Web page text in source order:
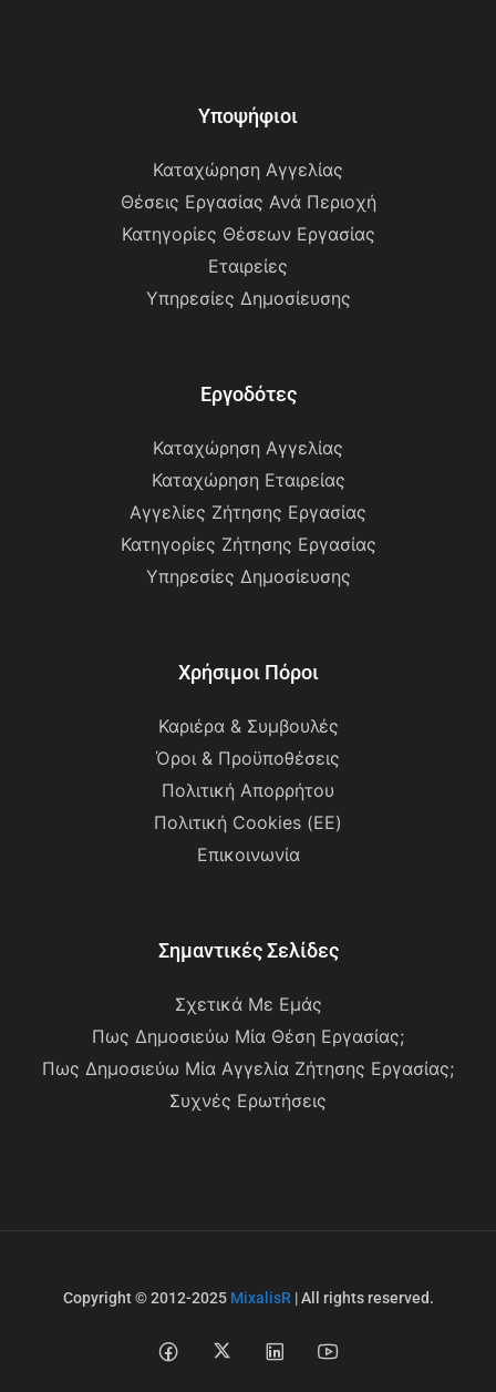
Υποψήφιοι
Καταχώρηση Αγγελίας
Θέσεις Εργασίας Ανά Περιοχή
Κατηγορίες Θέσεων Εργασίας
Εταιρείες
Υπηρεσίες Δημοσίευσης
Εργοδότες
Καταχώρηση Αγγελίας
Καταχώρηση Εταιρείας
Αγγελίες Ζήτησης Εργασίας
Κατηγορίες Ζήτησης Εργασίας
Υπηρεσίες Δημοσίευσης
Χρήσιμοι Πόροι
Καριέρα & Συμβουλές
Όροι & Προϋποθέσεις
Πολιτική Απορρήτου
Πολιτική Cookies (ΕΕ)
Επικοινωνία
Σημαντικές Σελίδες
Σχετικά Με Εμάς
Πως Δημοσιεύω Μία Θέση Εργασίας;
Πως Δημοσιεύω Μία Αγγελία Ζήτησης Εργασίας;
Συχνές Ερωτήσεις
Copyright © 2012-2025 MixalisR | All rights reserved.